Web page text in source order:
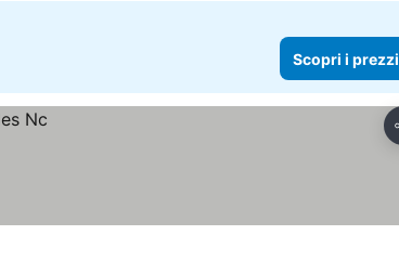
Scopri i prezzi